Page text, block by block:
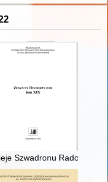
stocznia
Szwadronu